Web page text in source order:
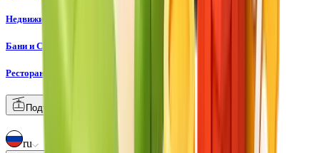
Недвижимость
Бани и СПА
Рестораны
Подъемники
ru